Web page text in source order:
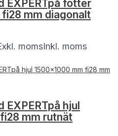
EXPERTpå fötter
mm diagonalt
momsInkl. moms
EXPERTpå hjul
mm rutnät